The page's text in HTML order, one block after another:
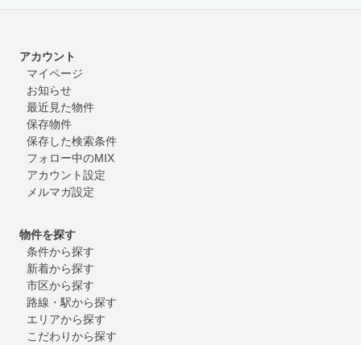
アカウント
マイページ
お知らせ
最近見た物件
保存物件
保存した検索条件
フォロー中のMIX
アカウント設定
メルマガ設定
物件を探す
条件から探す
新着から探す
市区から探す
路線・駅から探す
エリアから探す
こだわりから探す